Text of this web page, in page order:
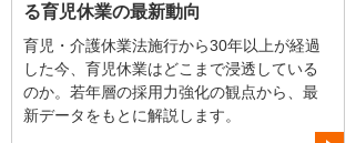
る育児休業の最新動向
育児・介護休業法施行から30年以上が経過
した今、育児休業はどこまで浸透している
のか。若年層の採用力強化の観点から、最
新データをもとに解説します。